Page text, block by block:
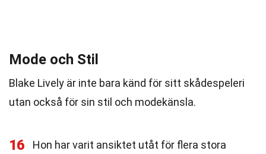
Mode och Stil
Blake Lively är inte bara känd för sitt skådespeleri
utan också för sin stil och modekänsla.
16
Hon har varit ansiktet utåt för flera stora